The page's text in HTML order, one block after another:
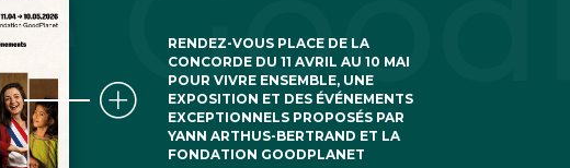
RENDEZ-VOUS PLACE DE LA
CONCORDE DU 11 AVRIL AU 10 MAI
POUR VIVRE ENSEMBLE, UNE
EXPOSITION ET DES ÉVÉNEMENTS
EXCEPTIONNELS PROPOSÉS PAR
YANN ARTHUS-BERTRAND ET LA
FONDATION GOODPLANET